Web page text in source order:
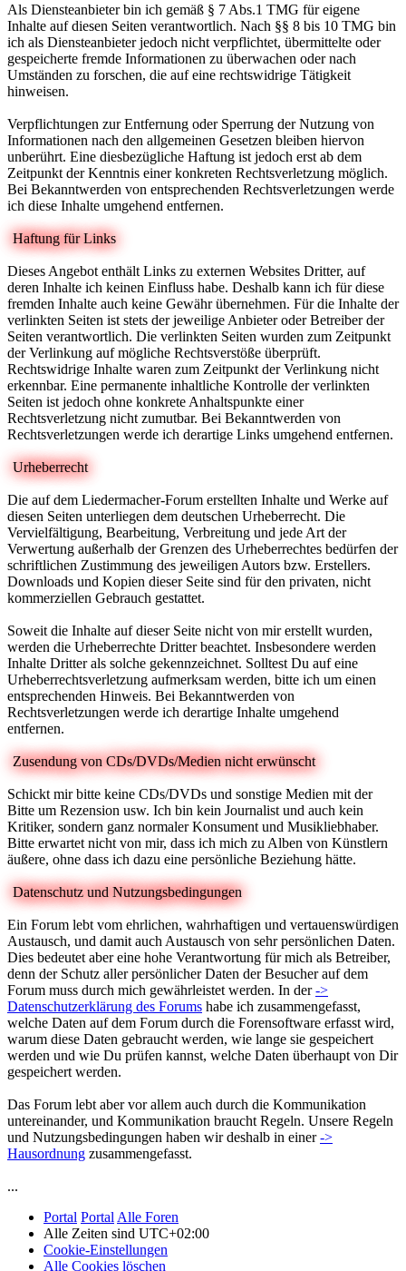
Als Diensteanbieter bin ich gemäß § 7 Abs.1 TMG für eigene
Inhalte auf diesen Seiten verantwortlich. Nach §§ 8 bis 10 TMG bin
ich als Diensteanbieter jedoch nicht verpflichtet, übermittelte oder
gespeicherte fremde Informationen zu überwachen oder nach
Umständen zu forschen, die auf eine rechtswidrige Tätigkeit
hinweisen.
Verpflichtungen zur Entfernung oder Sperrung der Nutzung von
Informationen nach den allgemeinen Gesetzen bleiben hiervon
unberührt. Eine diesbezügliche Haftung ist jedoch erst ab dem
Zeitpunkt der Kenntnis einer konkreten Rechtsverletzung möglich.
Bei Bekanntwerden von entsprechenden Rechtsverletzungen werde
ich diese Inhalte umgehend entfernen.
Haftung für Links
Dieses Angebot enthält Links zu externen Websites Dritter, auf
deren Inhalte ich keinen Einfluss habe. Deshalb kann ich für diese
fremden Inhalte auch keine Gewähr übernehmen. Für die Inhalte der
verlinkten Seiten ist stets der jeweilige Anbieter oder Betreiber der
Seiten verantwortlich. Die verlinkten Seiten wurden zum Zeitpunkt
der Verlinkung auf mögliche Rechtsverstöße überprüft.
Rechtswidrige Inhalte waren zum Zeitpunkt der Verlinkung nicht
erkennbar. Eine permanente inhaltliche Kontrolle der verlinkten
Seiten ist jedoch ohne konkrete Anhaltspunkte einer
Rechtsverletzung nicht zumutbar. Bei Bekanntwerden von
Rechtsverletzungen werde ich derartige Links umgehend entfernen.
Urheberrecht
Die auf dem Liedermacher-Forum erstellten Inhalte und Werke auf
diesen Seiten unterliegen dem deutschen Urheberrecht. Die
Vervielfältigung, Bearbeitung, Verbreitung und jede Art der
Verwertung außerhalb der Grenzen des Urheberrechtes bedürfen der
schriftlichen Zustimmung des jeweiligen Autors bzw. Erstellers.
Downloads und Kopien dieser Seite sind für den privaten, nicht
kommerziellen Gebrauch gestattet.
Soweit die Inhalte auf dieser Seite nicht von mir erstellt wurden,
werden die Urheberrechte Dritter beachtet. Insbesondere werden
Inhalte Dritter als solche gekennzeichnet. Solltest Du auf eine
Urheberrechtsverletzung aufmerksam werden, bitte ich um einen
entsprechenden Hinweis. Bei Bekanntwerden von
Rechtsverletzungen werde ich derartige Inhalte umgehend
entfernen.
Zusendung von CDs/DVDs/Medien nicht erwünscht
Schickt mir bitte keine CDs/DVDs und sonstige Medien mit der
Bitte um Rezension usw. Ich bin kein Journalist und auch kein
Kritiker, sondern ganz normaler Konsument und Musikliebhaber.
Bitte erwartet nicht von mir, dass ich mich zu Alben von Künstlern
äußere, ohne dass ich dazu eine persönliche Beziehung hätte.
Datenschutz und Nutzungsbedingungen
Ein Forum lebt vom ehrlichen, wahrhaftigen und vertauenswürdigen
Austausch, und damit auch Austausch von sehr persönlichen Daten.
Dies bedeutet aber eine hohe Verantwortung für mich als Betreiber,
denn der Schutz aller persönlicher Daten der Besucher auf dem
Forum muss durch mich gewährleistet werden. In der->
Datenschutzerklärung des Forums habe ich zusammengefasst,
welche Daten auf dem Forum durch die Forensoftware erfasst wird,
warum diese Daten gebraucht werden, wie lange sie gespeichert
werden und wie Du prüfen kannst, welche Daten überhaupt von Dir
gespeichert werden.
Das Forum lebt aber vor allem auch durch die Kommunikation
untereinander, und Kommunikation braucht Regeln. Unsere Regeln
und Nutzungsbedingungen haben wir deshalb in einer->
Hausordnung zusammengefasst.
...
Portal Portal Alle Foren
Alle Zeiten sind UTC+02:00
Cookie-Einstellungen
Alle Cookies löschen